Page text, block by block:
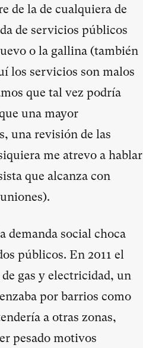
de la de cualquiera de
de servicios públicos
o la gallina (también
los servicios son malos
que tal vez podría
una mayor
una revisión de las
me atrevo a hablar
que alcanza con
demanda social choca
públicos. En 2011 el
gas y electricidad, un
por barrios como
a otras zonas,
pesado motivos